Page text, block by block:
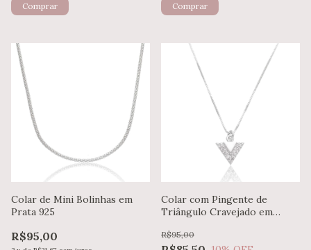
Comprar
Colar de Mini Bolinhas em
Prata 925
R$95,00
Colar com Pingente de
Triângulo Cravejado em
R$95,00